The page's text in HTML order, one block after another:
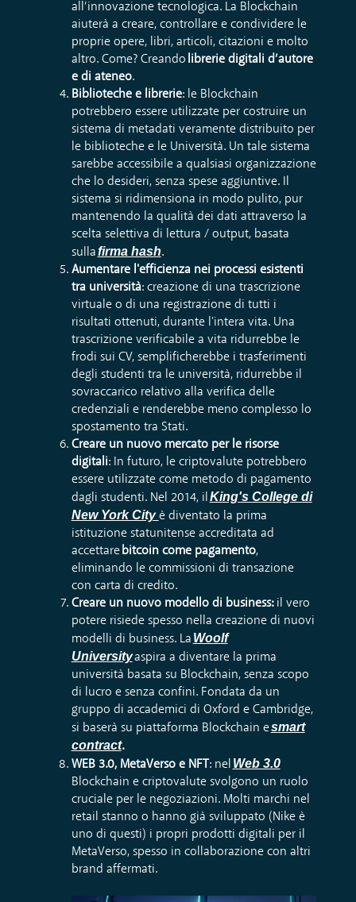
all’innovazione tecnologica. La Blockchain
aiuterà a creare, controllare e condividere le
proprie opere, libri, articoli, citazioni e molto
altro. Come? Creando librerie digitali d’autore
e di ateneo.
Biblioteche e librerie: le Blockchain
potrebbero essere utilizzate per costruire un
sistema di metadati veramente distribuito per
le biblioteche e le Università. Un tale sistema
sarebbe accessibile a qualsiasi organizzazione
che lo desideri, senza spese aggiuntive. Il
sistema si ridimensiona in modo pulito, pur
mantenendo la qualità dei dati attraverso la
scelta selettiva di lettura / output, basata
sullafirma hash.
Aumentare l'efficienza nei processi esistenti
tra università: creazione di una trascrizione
virtuale o di una registrazione di tutti i
risultati ottenuti, durante l'intera vita. Una
trascrizione verificabile a vita ridurrebbe le
frodi sui CV, semplificherebbe i trasferimenti
degli studenti tra le università, ridurrebbe il
sovraccarico relativo alla verifica delle
credenziali e renderebbe meno complesso lo
spostamento tra Stati.
Creare un nuovo mercato per le risorse
digitali: In futuro, le criptovalute potrebbero
essere utilizzate come metodo di pagamento
dagli studenti. Nel 2014, ilKing's College di
New York Cityè diventato la prima
istituzione statunitense accreditata ad
accettarebitcoin come pagamento,
eliminando le commissioni di transazione
con carta di credito.
Creare un nuovo modello di business: il vero
potere risiede spesso nella creazione di nuovi
modelli di business. La Woolf
Universityaspira a diventare la prima
università basata su Blockchain, senza scopo
di lucro e senza confini. Fondata da un
gruppo di accademici di Oxford e Cambridge,
si baserà su piattaforma Blockchain esmart
contract.
WEB 3.0, MetaVerso e NFT : nel Web 3.0
Blockchain e criptovalute svolgono un ruolo
cruciale per le negoziazioni. Molti marchi nel
retail stanno o hanno già sviluppato (Nike è
uno di questi) i propri prodotti digitali per il
MetaVerso, spesso in collaborazione con altri
brand affermati.